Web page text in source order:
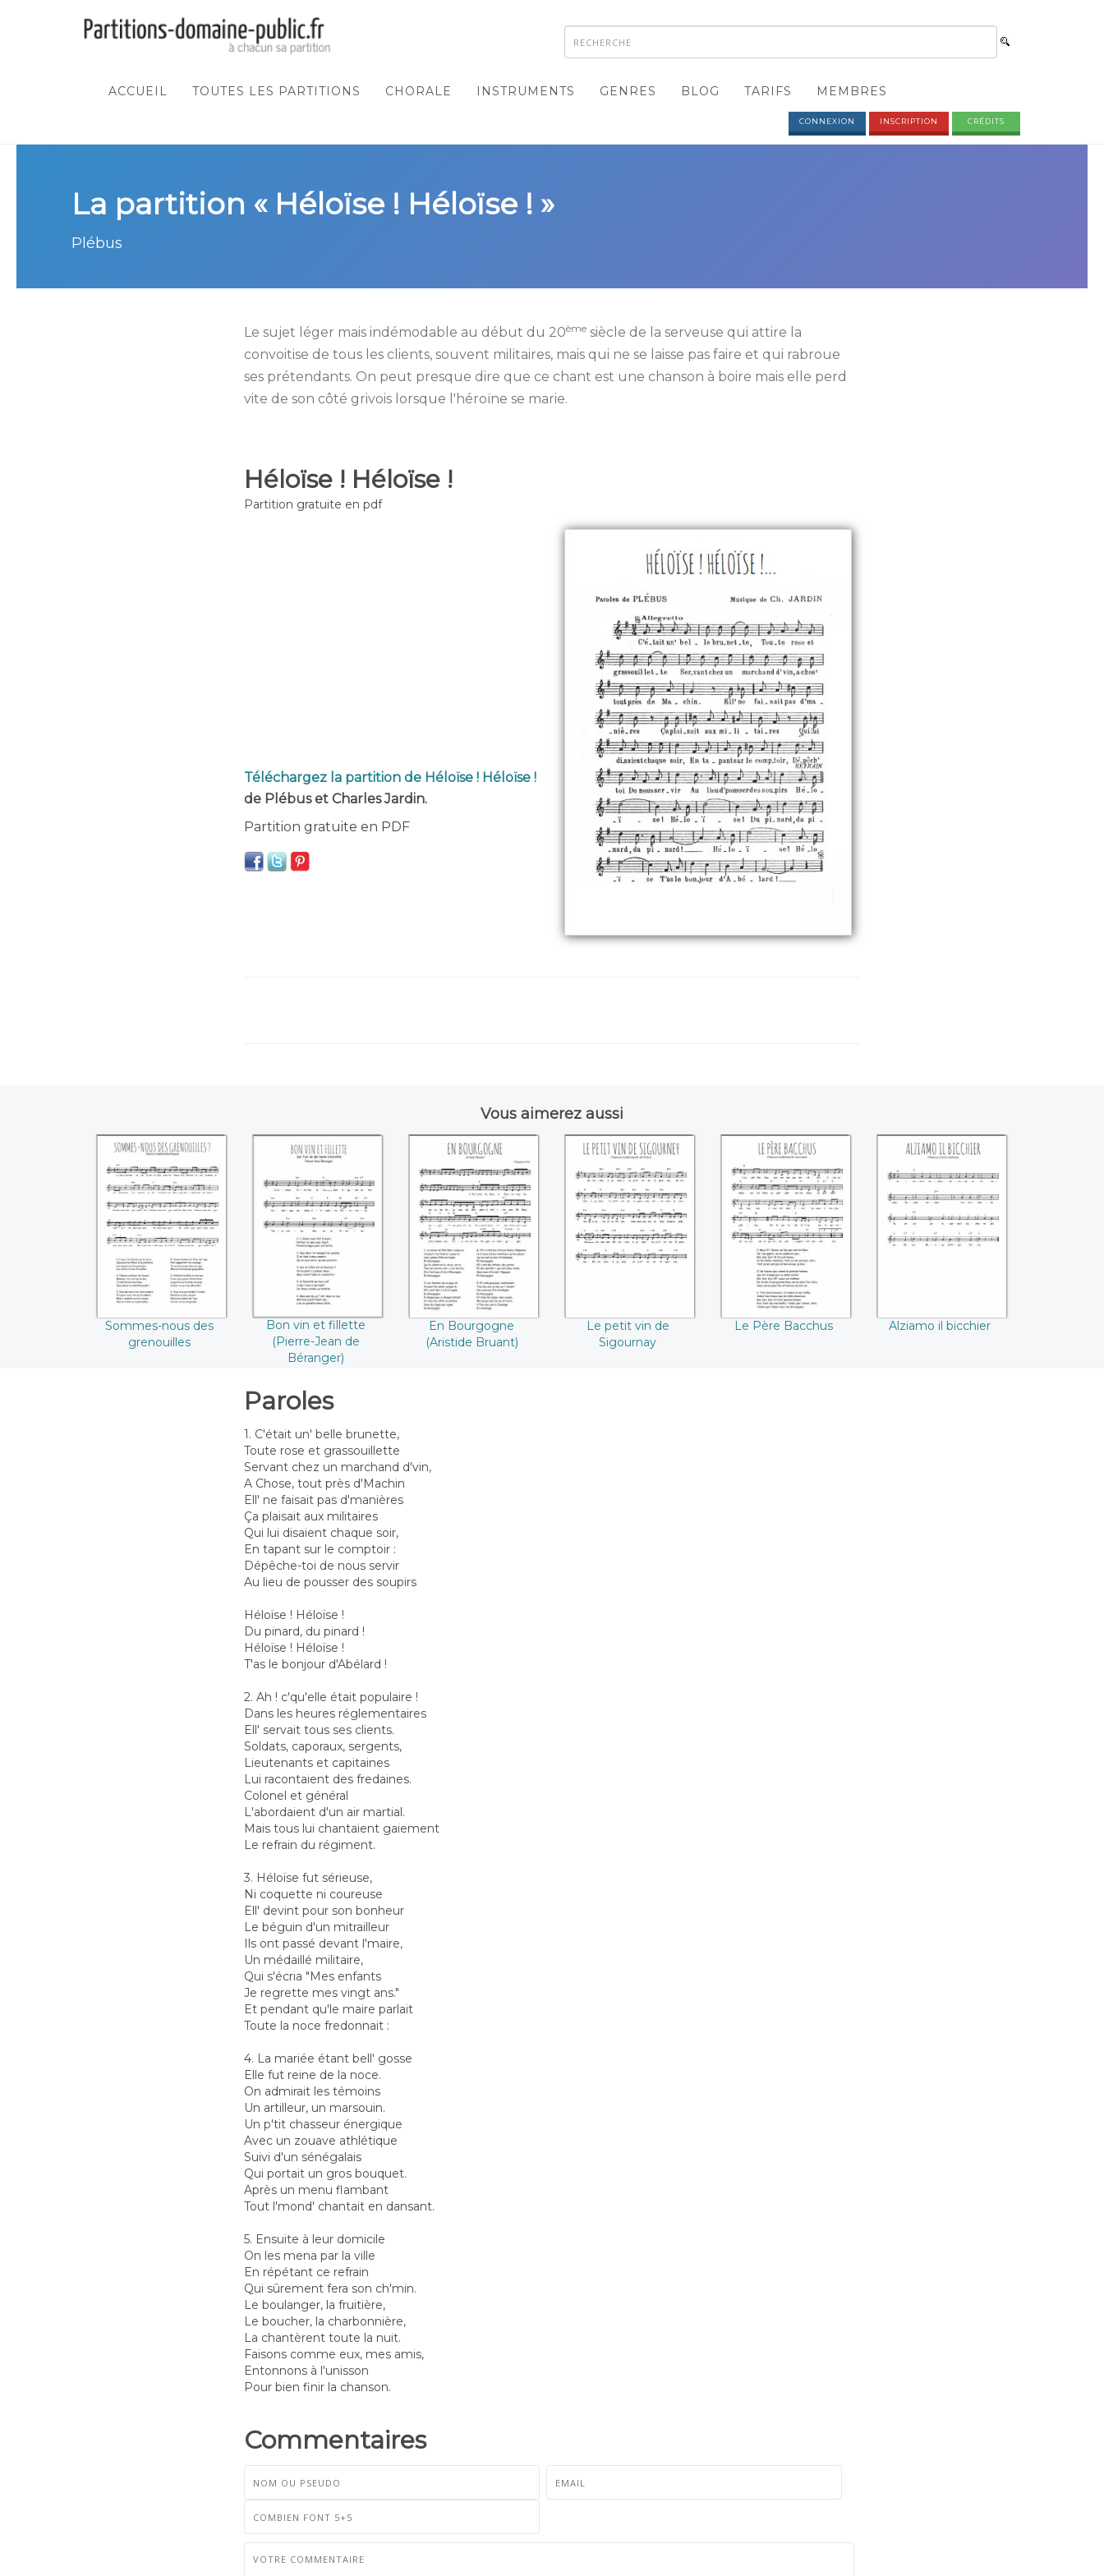
ACCUEIL TOUTES LES PARTITIONS CHORALE INSTRUMENTS GENRES BLOG TARIFS MEMBRES
CONNEXION INSCRIPTION CRÉDITS
La partition « Héloïse ! Héloïse ! »
Plébus
Le sujet léger mais indémodable au début du 20ème siècle de la serveuse qui attire la
convoitise de tous les clients, souvent militaires, mais qui ne se laisse pas faire et qui rabroue
ses prétendants. On peut presque dire que ce chant est une chanson à boire mais elle perd
vite de son côté grivois lorsque l'héroïne se marie.
Héloïse ! Héloïse !
Partition gratuite en pdf
Téléchargez la partition de Héloïse ! Héloïse !
de Plébus et Charles Jardin.
Partition gratuite en PDF
Vous aimerez aussi
Sommes-nous des
grenouilles
Sommes-nous des
grenouilles
Bon vin et fillette
(Pierre-Jean de
Béranger)
Bon vin et fillette
(Pierre-Jean de
Béranger)
En Bourgogne
(Aristide Bruant)
En Bourgogne
(Aristide Bruant)
Le petit vin de
Sigournay
Le petit vin de
Sigournay
Le Père Bacchus
Le Père Bacchus
Alziamo il bicchier
Alziamo il bicchier
Paroles
1. C'était un' belle brunette,
Toute rose et grassouillette
Servant chez un marchand d'vin,
A Chose, tout près d'Machin
Ell' ne faisait pas d'manières
Ça plaisait aux militaires
Qui lui disaient chaque soir,
En tapant sur le comptoir :
Dépêche-toi de nous servir
Au lieu de pousser des soupirs
Héloïse ! Héloïse !
Du pinard, du pinard !
Héloïse ! Héloïse !
T'as le bonjour d'Abélard !
2. Ah ! c'qu'elle était populaire !
Dans les heures réglementaires
Ell' servait tous ses clients.
Soldats, caporaux, sergents,
Lieutenants et capitaines
Lui racontaient des fredaines.
Colonel et général
L'abordaient d'un air martial.
Mais tous lui chantaient gaiement
Le refrain du régiment.
3. Héloïse fut sérieuse,
Ni coquette ni coureuse
Ell' devint pour son bonheur
Le béguin d'un mitrailleur
Ils ont passé devant l'maire,
Un médaillé militaire,
Qui s'écria "Mes enfants
Je regrette mes vingt ans."
Et pendant qu'le maire parlait
Toute la noce fredonnait :
4. La mariée étant bell' gosse
Elle fut reine de la noce.
On admirait les témoins
Un artilleur, un marsouin.
Un p'tit chasseur énergique
Avec un zouave athlétique
Suivi d'un sénégalais
Qui portait un gros bouquet.
Après un menu flambant
Tout l'mond' chantait en dansant.
5. Ensuite à leur domicile
On les mena par la ville
En répétant ce refrain
Qui sûrement fera son ch'min.
Le boulanger, la fruitière,
Le boucher, la charbonnière,
La chantèrent toute la nuit.
Faisons comme eux, mes amis,
Entonnons à l'unisson
Pour bien finir la chanson.
Commentaires